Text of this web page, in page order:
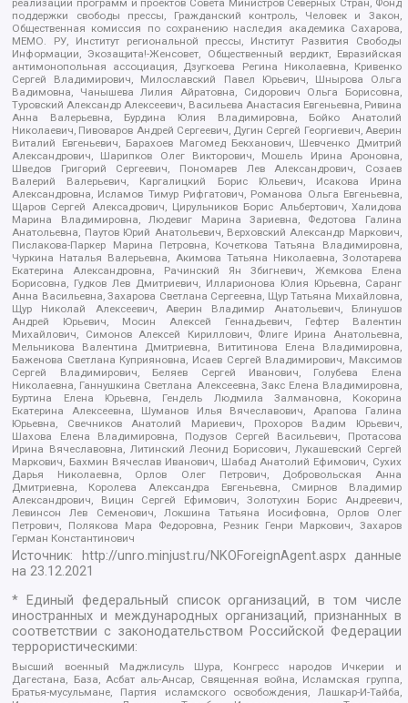
реализации программ и проектов Совета Министров Северных Стран, Фонд
поддержки свободы прессы, Гражданский контроль, Человек и Закон,
Общественная комиссия по сохранению наследия академика Сахарова,
МЕМО. РУ, Институт региональной прессы, Институт Развития Свободы
Информации, Экозащита!-Женсовет, Общественный вердикт, Евразийская
антимонопольная ассоциация, Дзугкоева Регина Николаевна, Кривенко
Сергей Владимирович, Милославский Павел Юрьевич, Шнырова Ольга
Вадимовна, Чанышева Лилия Айратовна, Сидорович Ольга Борисовна,
Туровский Александр Алексеевич, Васильева Анастасия Евгеньевна, Ривина
Анна Валерьевна, Бурдина Юлия Владимировна, Бойко Анатолий
Николаевич, Пивоваров Андрей Сергеевич, Дугин Сергей Георгиевич, Аверин
Виталий Евгеньевич, Барахоев Магомед Бекханович, Шевченко Дмитрий
Александрович, Шарипков Олег Викторович, Мошель Ирина Ароновна,
Шведов Григорий Сергеевич, Пономарев Лев Александрович, Созаев
Валерий Валерьевич, Каргалицкий Борис Юльевич, Исакова Ирина
Александровна, Исламов Тимур Рифгатович, Романова Ольга Евгеньевна,
Щаров Сергей Алексадрович, Цирульников Борис Альбертович, Халидова
Марина Владимировна, Людевиг Марина Зариевна, Федотова Галина
Анатольевна, Паутов Юрий Анатольевич, Верховский Александр Маркович,
Пислакова-Паркер Марина Петровна, Кочеткова Татьяна Владимировна,
Чуркина Наталья Валерьевна, Акимова Татьяна Николаевна, Золотарева
Екатерина Александровна, Рачинский Ян Збигневич, Жемкова Елена
Борисовна, Гудков Лев Дмитриевич, Илларионова Юлия Юрьевна, Саранг
Анна Васильевна, Захарова Светлана Сергеевна, Щур Татьяна Михайловна,
Щур Николай Алексеевич, Аверин Владимир Анатольевич, Блинушов
Андрей Юрьевич, Мосин Алексей Геннадьевич, Гефтер Валентин
Михайлович, Симонов Алексей Кириллович, Флиге Ирина Анатольевна,
Мельникова Валентина Дмитриевна, Вититинова Елена Владимировна,
Баженова Светлана Куприяновна, Исаев Сергей Владимирович, Максимов
Сергей Владимирович, Беляев Сергей Иванович, Голубева Елена
Николаевна, Ганнушкина Светлана Алексеевна, Закс Елена Владимировна,
Буртина Елена Юрьевна, Гендель Людмила Залмановна, Кокорина
Екатерина Алексеевна, Шуманов Илья Вячеславович, Арапова Галина
Юрьевна, Свечников Анатолий Мариевич, Прохоров Вадим Юрьевич,
Шахова Елена Владимировна, Подузов Сергей Васильевич, Протасова
Ирина Вячеславовна, Литинский Леонид Борисович, Лукашевский Сергей
Маркович, Бахмин Вячеслав Иванович, Шабад Анатолий Ефимович, Сухих
Дарья Николаевна, Орлов Олег Петрович, Добровольская Анна
Дмитриевна, Королева Александра Евгеньевна, Смирнов Владимир
Александрович, Вицин Сергей Ефимович, Золотухин Борис Андреевич,
Левинсон Лев Семенович, Локшина Татьяна Иосифовна, Орлов Олег
Петрович, Полякова Мара Федоровна, Резник Генри Маркович, Захаров
Герман Константинович
Источник: http://unro.minjust.ru/NKOForeignAgent.aspxданные
на23.12.2021
* Единый федеральный список организаций, в том числе
иностранных и международных организаций, признанных в
соответствии с законодательством Российской Федерации
террористическими:
Высший военный Маджлисуль Шура, Конгресс народов Ичкерии и
Дагестана, База, Асбат аль-Ансар, Священная война, Исламская группа,
Братья-мусульмане, Партия исламского освобождения, Лашкар-И-Тайба,